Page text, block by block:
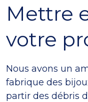
Mettre
votre
Nous avons un
fabrique des
partir des débris